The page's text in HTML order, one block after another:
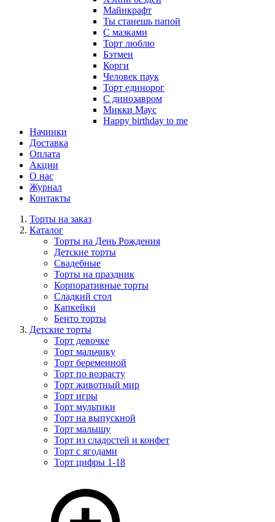
Майнкрафт
Ты станешь папой
С мазками
Торт люблю
Бэтмен
Корги
Человек паук
Торт единорог
С динозавром
Микки Маус
Happy birthday to me
Начинки
Доставка
Оплата
Акции
О нас
Журнал
Контакты
Торты на заказ
Каталог
Торты на День Рождения
Детские торты
Свадебные
Торты на праздник
Корпоративные торты
Сладкий стол
Капкейки
Бенто торты
Детские торты
Торт девочке
Торт мальчику
Торт беременной
Торт по возрасту
Торт животный мир
Торт игры
Торт мультики
Торт на выпускной
Торт малышу
Торт из сладостей и конфет
Торт с ягодами
Торт цифры 1-18